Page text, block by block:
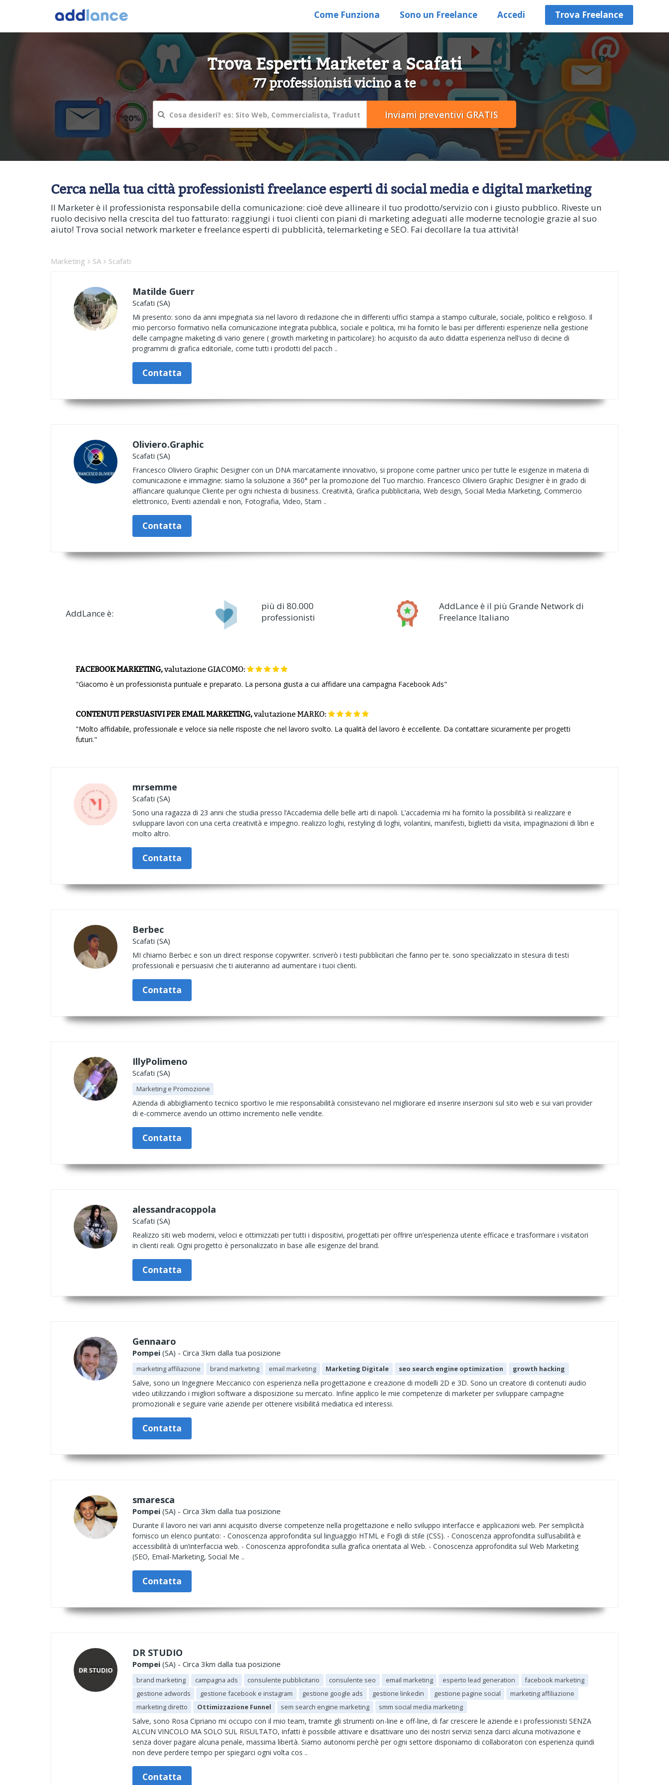
Come Funziona Sono un Freelance Accedi Trova Freelance
Trova Esperti Marketer a Scafati
77 professionisti vicino a te
Cerca nella tua città professionisti freelance esperti di social media e digital marketing
Il Marketer è il professionista responsabile della comunicazione: cioè deve allineare il tuo prodotto/servizio con i giusto pubblico. Riveste un
ruolo decisivo nella crescita del tuo fatturato: raggiungi i tuoi clienti con piani di marketing adeguati alle moderne tecnologie grazie al suo
aiuto! Trova social network marketer e freelance esperti di pubblicità, telemarketing e SEO. Fai decollare la tua attività!
Marketing SA Scafati
Matilde Guerr
Scafati (SA)
Mi presento: sono da anni impegnata sia nel lavoro di redazione che in differenti uffici stampa a stampo culturale, sociale, politico e religioso. Il
mio percorso formativo nella comunicazione integrata pubblica, sociale e politica, mi ha fornito le basi per differenti esperienze nella gestione
delle campagne maketing di vario genere ( growth marketing in particolare): ho acquisito da auto didatta esperienza nell'uso di decine di
programmi di grafica editoriale, come tutti i prodotti del pacch ..
Contatta
Oliviero.Graphic
Scafati (SA)
Francesco Oliviero Graphic Designer con un DNA marcatamente innovativo, si propone come partner unico per tutte le esigenze in materia di
comunicazione e immagine: siamo la soluzione a 360° per la promozione del Tuo marchio. Francesco Oliviero Graphic Designer è in grado di
affiancare qualunque Cliente per ogni richiesta di business. Creatività, Grafica pubblicitaria, Web design, Social Media Marketing, Commercio
elettronico, Eventi aziendali e non, Fotografia, Video, Stam ..
Contatta
AddLance è:
più di 80.000
professionisti
AddLance è il più Grande Network di
Freelance Italiano
FACEBOOK MARKETING,valutazioneGIACOMO:
"Giacomo è un professionista puntuale e preparato. La persona giusta a cui affidare una campagna Facebook Ads"
CONTENUTI PERSUASIVI PER EMAIL MARKETING,valutazioneMARKO:
"Molto affidabile, professionale e veloce sia nelle risposte che nel lavoro svolto. La qualità del lavoro è eccellente. Da contattare sicuramente per progetti
futuri."
mrsemme
Scafati (SA)
Sono una ragazza di 23 anni che studia presso l’Accademia delle belle arti di napoli. L’accademia mi ha fornito la possibilità si realizzare e
sviluppare lavori con una certa creatività e impegno. realizzo loghi, restyling di loghi, volantini, manifesti, biglietti da visita, impaginazioni di libri e
molto altro.
Contatta
Berbec
Scafati (SA)
MI chiamo Berbec e son un direct response copywriter. scriverò i testi pubblicitari che fanno per te. sono specializzato in stesura di testi
professionali e persuasivi che ti aiuteranno ad aumentare i tuoi clienti.
Contatta
IllyPolimeno
Scafati (SA)
Marketing e Promozione
Azienda di abbigliamento tecnico sportivo le mie responsabilità consistevano nel migliorare ed inserire inserzioni sul sito web e sui vari provider
di e-commerce avendo un ottimo incremento nelle vendite.
Contatta
alessandracoppola
Scafati (SA)
Realizzo siti web moderni, veloci e ottimizzati per tutti i dispositivi, progettati per offrire un’esperienza utente efficace e trasformare i visitatori
in clienti reali. Ogni progetto è personalizzato in base alle esigenze del brand.
Contatta
Gennaaro
Pompei (SA) - Circa 3km dalla tua posizione
marketing affiliazione brand marketing email marketing Marketing Digitale seo search engine optimization growth hacking
Salve, sono un Ingegnere Meccanico con esperienza nella progettazione e creazione di modelli 2D e 3D. Sono un creatore di contenuti audio
video utilizzando i migliori software a disposizione su mercato. Infine applico le mie competenze di marketer per sviluppare campagne
promozionali e seguire varie aziende per ottenere visibilitá mediatica ed interessi.
Contatta
smaresca
Pompei (SA) - Circa 3km dalla tua posizione
Durante il lavoro nei vari anni acquisito diverse competenze nella progettazione e nello sviluppo interfacce e applicazioni web. Per semplicità
fornisco un elenco puntato: - Conoscenza approfondita sul linguaggio HTML e Fogli di stile (CSS). - Conoscenza approfondita sull’usabilità e
accessibilità di un’interfaccia web. - Conoscenza approfondita sulla grafica orientata al Web. - Conoscenza approfondita sul Web Marketing
(SEO, Email-Marketing, Social Me ..
Contatta
DR STUDIO
Pompei (SA) - Circa 3km dalla tua posizione
brand marketing campagna ads consulente pubblicitario consulente seo email marketing esperto lead generation
facebook marketing
gestione adwords
gestione facebook e instagram gestione google ads gestione linkedin gestione pagine social
marketing affiliazione
marketing diretto
Ottimizzazione Funnel sem search engine marketing smm social media marketing
Salve, sono Rosa Cipriano mi occupo con il mio team, tramite gli strumenti on-line e off-line, di far crescere le aziende e i professionisti SENZA
ALCUN VINCOLO MA SOLO SUL RISULTATO, infatti è possibile attivare e disattivare uno dei nostri servizi senza darci alcuna motivazione e
senza dover pagare alcuna penale, massima libertà. Siamo autonomi perchè per ogni settore disponiamo di collaboratori con esperienza quindi
non deve perdere tempo per spiegarci ogni volta cos ..
Contatta